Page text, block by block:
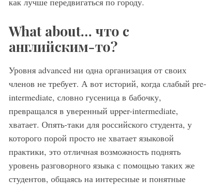
What about… что с
английским-то?
Уровня advanced ни одна организация от своих
членов не требует. А вот историй, когда слабый pre-
intermediate, словно гусеница в бабочку,
превращался в уверенный upper-intermediate,
хватает. Опять-таки для российского студента, у
которого порой просто не хватает языковой
практики, это отличная возможность поднять
уровень разговорного языка с помощью таких же
студентов, общаясь на интересные и понятные